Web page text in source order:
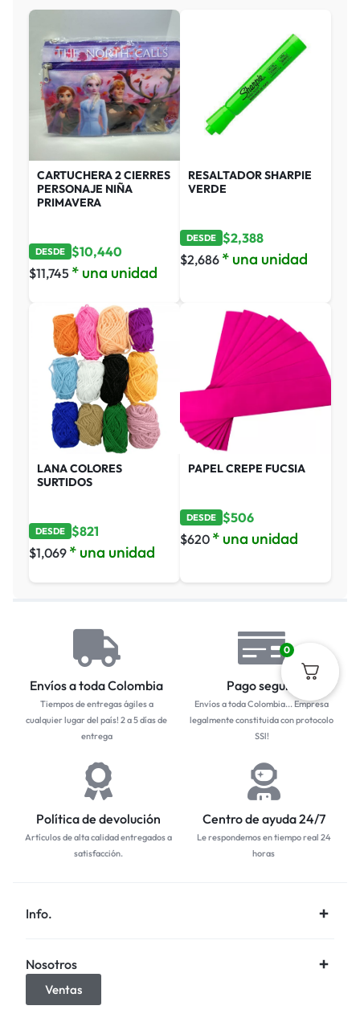
CARTUCHERA 2 CIERRES
PERSONAJE NIÑA
PRIMAVERA
DESDE $10,440
$11,745 * una unidad
RESALTADOR SHARPIE
VERDE
DESDE $2,388
$2,686 * una unidad
LANA COLORES
SURTIDOS
DESDE $821
$1,069 * una unidad
PAPEL CREPE FUCSIA
DESDE $506
$620 * una unidad
Envíos a toda Colombia
Tiempos de entregas ágiles a
cualquier lugar del país! 2 a 5 días de
entrega
Pago seguro
Envíos a toda Colombia... Empresa
legalmente constituida con protocolo
SSl!
Política de devolución
Artículos de alta calidad entregados a
satisfacción.
Centro de ayuda 24/7
Le respondemos en tiempo real 24
horas
Info.
Nosotros
Ventas
0